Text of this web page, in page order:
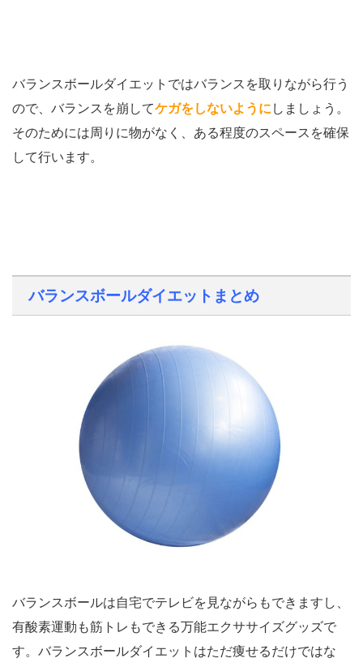
バランスボールダイエットではバランスを取りながら行う
ので、バランスを崩してケガをしないように しましょう。
そのためには周りに物がなく、ある程度のスペースを確保
して行います。
バランスボールダイエットまとめ
バランスボールは自宅でテレビを見ながらもできますし、
有酸素運動も筋トレもできる万能エクササイズグッズで
す。バランスボールダイエットはただ痩せるだけではな